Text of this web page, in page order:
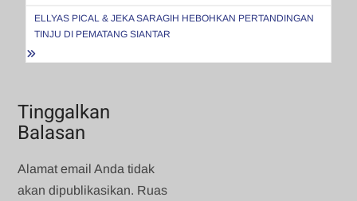
ELLYAS PICAL & JEKA SARAGIH HEBOHKAN PERTANDINGAN
TINJU DI PEMATANG SIANTAR
Tinggalkan
Balasan
Alamat email Anda tidak
akan dipublikasikan. Ruas